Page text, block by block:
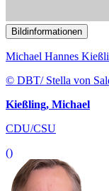
CDU/CSU
()
Bildinformationen